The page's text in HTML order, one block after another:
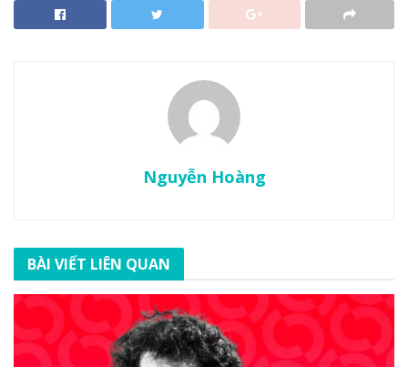
Nguyễn Hoàng
BÀI VIẾT LIÊN QUAN